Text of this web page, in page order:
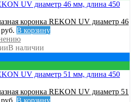
коронка REKON UV диаметр 46
В корзину
В наличии
коронка REKON UV диаметр 51
В корзину